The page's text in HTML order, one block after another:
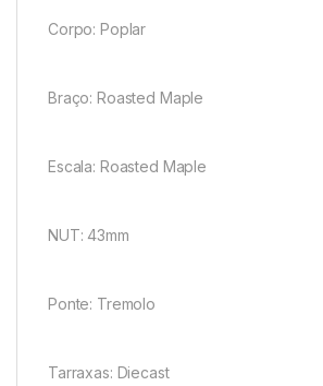
Corpo: Poplar
Braço: Roasted Maple
Escala: Roasted Maple
NUT: 43mm
Ponte: Tremolo
Tarraxas: Diecast